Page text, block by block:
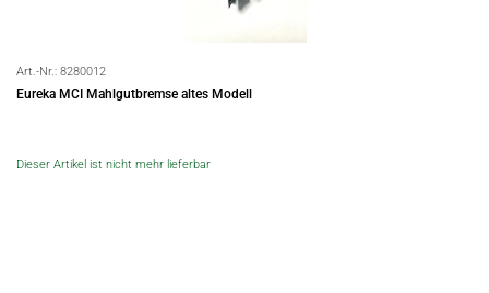
Art.-Nr.: 8280012
Eureka MCI Mahlgutbremse altes Modell
Dieser Artikel ist nicht mehr lieferbar